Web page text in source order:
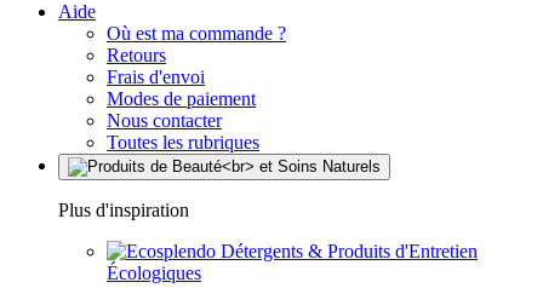
Aide
Où est ma commande ?
Retours
Frais d'envoi
Modes de paiement
Nous contacter
Toutes les rubriques
Plus d'inspiration
Détergents & Produits d'Entretien
Écologiques